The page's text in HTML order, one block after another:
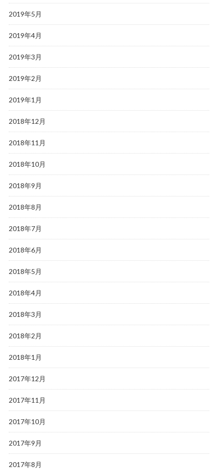
2019年5月
2019年4月
2019年3月
2019年2月
2019年1月
2018年12月
2018年11月
2018年10月
2018年9月
2018年8月
2018年7月
2018年6月
2018年5月
2018年4月
2018年3月
2018年2月
2018年1月
2017年12月
2017年11月
2017年10月
2017年9月
2017年8月